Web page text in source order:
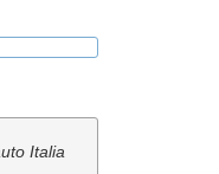
Italia